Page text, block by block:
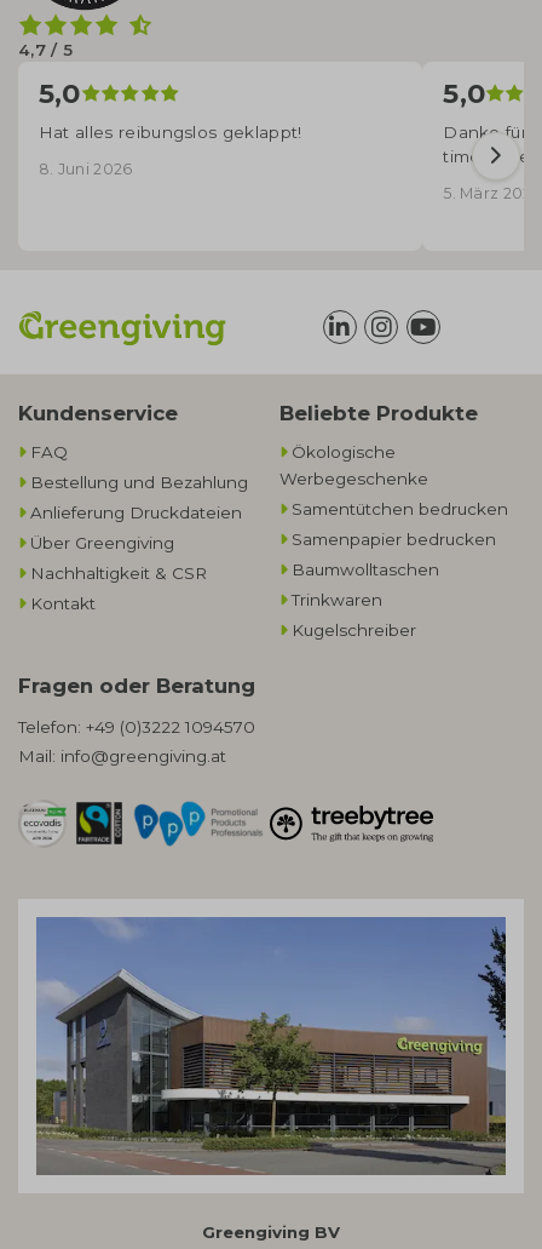
4,7 / 5
5,0
Hat alles reibungslos geklappt!
8. Juni 2026
5,0
Danke für
time
5. März 2026
Kundenservice
FAQ
Bestellung und Bezahlung
Anlieferung Druckdateien
Über Greengiving
Nachhaltigkeit & CSR
Kontakt
Beliebte Produkte
Ökologische
Werbegeschenke​
Samentütchen bedrucken
Samenpapier bedrucken
Baumwolltaschen​
Trinkwaren
Kugelschreiber
Fragen oder Beratung
Telefon: +49 (0)3222 1094570
Mail: info@greengiving.at
Greengiving BV